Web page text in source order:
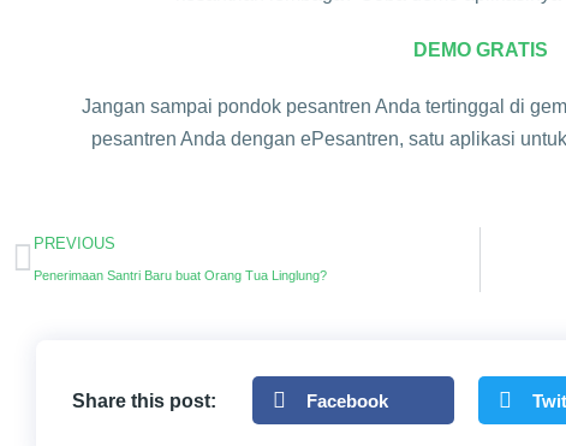
DEMO GRATIS
Jangan sampai pondok pesantren Anda tertinggal di
pesantren Anda dengan ePesantren, satu aplikasi
PREVIOUS
Penerimaan Santri Baru buat Orang Tua Linglung?
Share this post: Facebook